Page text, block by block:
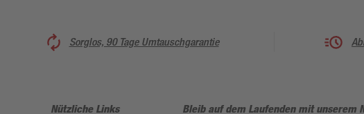
Sorglos, 90 Tage Umtauschgarantie
Nützliche Links Bleib auf dem Laufenden mit unserem